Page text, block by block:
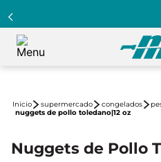
supermercado congelados
nuggets de pollo toledano|12 oz
Nuggets de Pollo